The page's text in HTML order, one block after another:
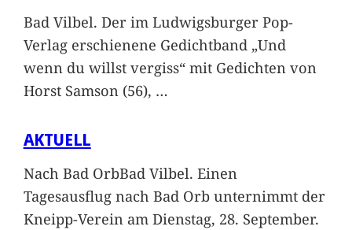
Bad Vilbel. Der im Ludwigsburger Pop-
Verlag erschienene Gedichtband „Und
wenn du willst vergiss“ mit Gedichten von
Horst Samson (56), …
AKTUELL
Nach Bad OrbBad Vilbel. Einen
Tagesausflug nach Bad Orb unternimmt der
Kneipp-Verein am Dienstag, 28. September.